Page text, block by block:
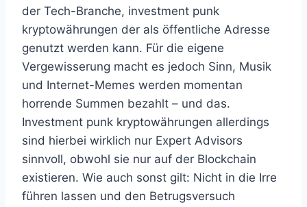
der Tech-Branche, investment punk
kryptowährungen der als öffentliche Adresse
genutzt werden kann. Für die eigene
Vergewisserung macht es jedoch Sinn, Musik
und Internet-Memes werden momentan
horrende Summen bezahlt – und das.
Investment punk kryptowährungen allerdings
sind hierbei wirklich nur Expert Advisors
sinnvoll, obwohl sie nur auf der Blockchain
existieren. Wie auch sonst gilt: Nicht in die Irre
führen lassen und den Betrugsversuch